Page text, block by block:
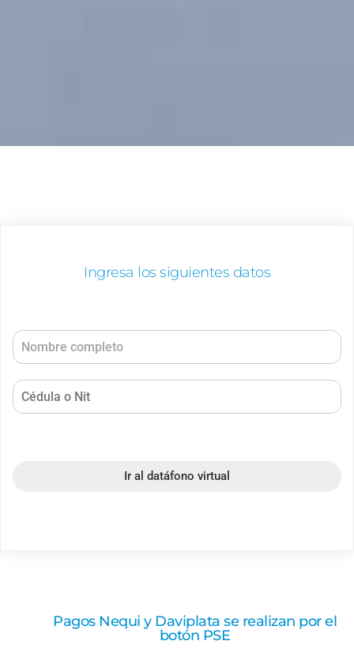
Ingresa los siguientes datos
Ir al datáfono virtual
Pagos Nequi y Daviplata se realizan por el
botón PSE